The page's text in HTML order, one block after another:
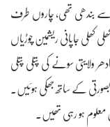
سے بندھی تھی، چاروں طرف
کھلی جاپانی ریشمین چوڑیاں
ولایتی سونے کی پتلی پتلی
کے ساتھ جھکی ہوئیں۔
ہو رہی تھیں۔